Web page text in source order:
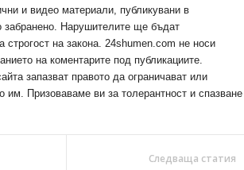
и видео материали, публикувани в
забранено. Нарушителите ще бъдат
строгост на закона. 24shumen.com не носи
на коментарите под публикациите.
запазват правото да ограничават или
им. Призоваваме ви за толерантност и спазване
Следваща статия